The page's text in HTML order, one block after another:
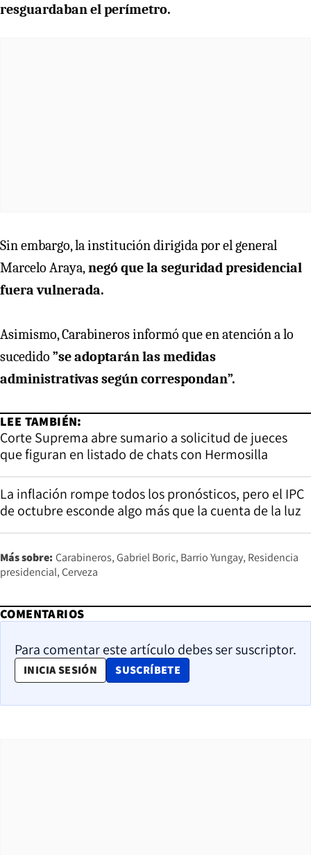
resguardaban el perímetro.
Sin embargo, la institución dirigida por el general
Marcelo Araya,negó que la seguridad presidencial
fuera vulnerada.
Asimismo, Carabineros informó que en atención a lo
sucedido ”se adoptarán las medidas
administrativas según correspondan”.
LEE TAMBIÉN:
Corte Suprema abre sumario a solicitud de jueces
que figuran en listado de chats con Hermosilla
La inflación rompe todos los pronósticos, pero el IPC
de octubre esconde algo más que la cuenta de la luz
Más sobre: Carabineros Gabriel Boric Barrio Yungay Residencia
presidencial Cerveza
COMENTARIOS
Para comentar este artículo debes ser suscriptor.
INICIA SESIÓN SUSCRÍBETE
OPENS IN NEW WINDOW